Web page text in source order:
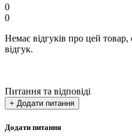
0
0
Немає відгуків про цей
відгук.
Питання та відповіді
+ Додати питання
Додати питання